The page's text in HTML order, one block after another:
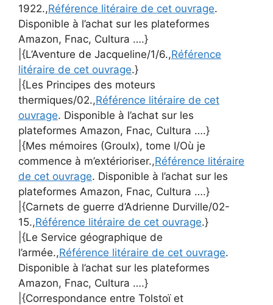
1922.,Référence litéraire de cet ouvrage.
Disponible à l’achat sur les plateformes
Amazon, Fnac, Cultura ….}
|{L’Aventure de Jacqueline/1/6.,Référence
litéraire de cet ouvrage.}
|{Les Principes des moteurs
thermiques/02.,Référence litéraire de cet
ouvrage. Disponible à l’achat sur les
plateformes Amazon, Fnac, Cultura ….}
|{Mes mémoires (Groulx), tome I/Où je
commence à m’extérioriser.,Référence litéraire
de cet ouvrage. Disponible à l’achat sur les
plateformes Amazon, Fnac, Cultura ….}
|{Carnets de guerre d’Adrienne Durville/02-
15.,Référence litéraire de cet ouvrage.}
|{Le Service géographique de
l’armée.,Référence litéraire de cet ouvrage.
Disponible à l’achat sur les plateformes
Amazon, Fnac, Cultura ….}
|{Correspondance entre Tolstoï et